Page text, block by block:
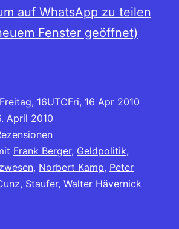
auf WhatsApp zu teilen
Fenster geöffnet)
Freitag, 16UTCFri, 16 Apr 2010
April 2010
Frank Berger, Geldpolitik,
, Norbert Kamp, Peter
, Staufer, Walter Hävernick